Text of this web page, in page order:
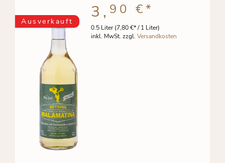
Ausverkauft
0.5 Liter(7,80 €* / 1 Liter)
inkl. MwSt. zzgl. Versandkosten
3, 90 €*